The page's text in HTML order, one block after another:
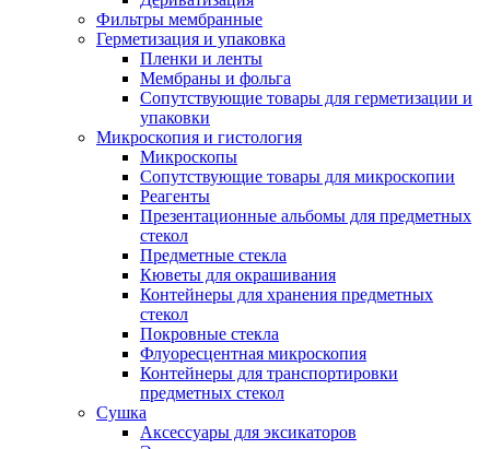
Фильтры мембранные
Герметизация и упаковка
Пленки и ленты
Мембраны и фольга
Сопутствующие товары для герметизации и
упаковки
Микроскопия и гистология
Микроскопы
Сопутствующие товары для микроскопии
Реагенты
Презентационные альбомы для предметных
стекол
Предметные стекла
Кюветы для окрашивания
Контейнеры для хранения предметных
стекол
Покровные стекла
Флуоресцентная микроскопия
Контейнеры для транспортировки
предметных стекол
Сушка
Аксессуары для эксикаторов